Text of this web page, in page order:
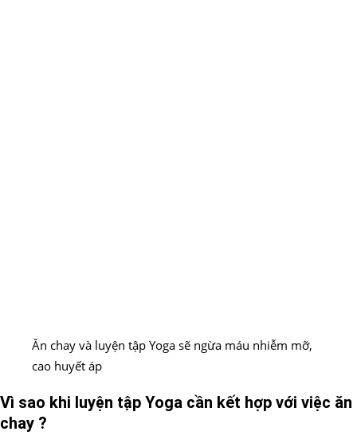
Ăn chay và luyện tập Yoga sẽ ngừa máu nhiễm mỡ,
cao huyết áp
Vì sao khi luyện tập Yoga cần kết hợp với việc ăn
chay ?